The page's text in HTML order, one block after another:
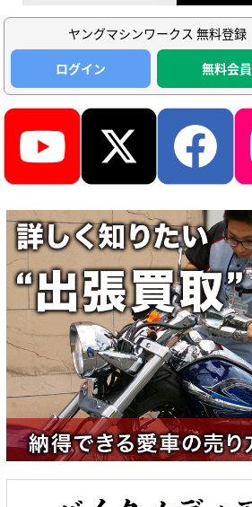
ヤングマシンワークス 無料登録
ログイン
無料会員